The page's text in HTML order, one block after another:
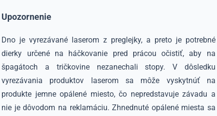
Upozornenie
Dno je vyrezávané laserom z preglejky, a preto je potrebné
dierky určené na háčkovanie pred prácou očistiť, aby na
špagátoch a tričkovine nezanechali stopy. V dôsledku
vyrezávania produktov laserom sa môže vyskytnúť na
produkte jemne opálené miesto, čo nepredstavuje závadu a
nie je dôvodom na reklamáciu. Zhnednuté opálené miesta sa